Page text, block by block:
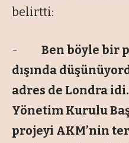
belirtti:
- Ben böyle bir
dışında
adres de Londra
Yönetim Kurulu
projeyi AKM’nin